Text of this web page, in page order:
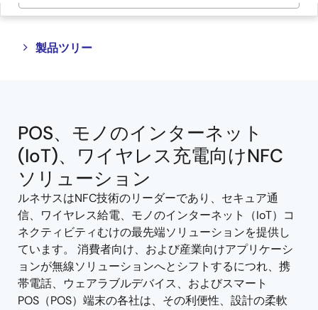
製品ツリー
Close
Open
POS、モノのインターネット
(IoT)、ワイヤレス充電向けNFC
ソリューション
ルネサスはNFC技術のリーダーであり、セキュア通
信、ワイヤレス給電、モノのインターネット（IoT）コ
ネクティビティむけの最先端ソリューションを提供し
ています。 消費者向け、および産業向けアプリケーシ
ョンが無線ソリューションへとシフトするにつれ、携
帯電話、ウェアラブルデバイス、およびスマート
POS（POS）端末の各社は、その利便性、設計の柔軟